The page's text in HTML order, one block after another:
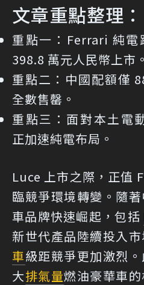
文章重點整理：
重點一： Ferrari 純電
398.8 萬元人民幣上市。
重點二： 中國配額僅
全數售罄。
重點三： 面對本土電
正加速純電布局。
Luce 上市之際，正值
臨競爭環境轉變。隨
車品牌快速崛起，包括
新世代產品陸續投入
車級距競爭更加激烈
大排氣量燃油豪華車